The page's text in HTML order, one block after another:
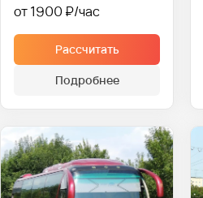
от 1900 ₽
Рассчитать
Подробнее